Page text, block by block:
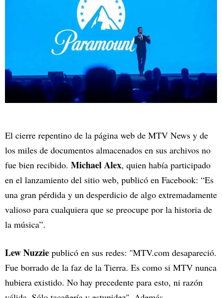
El cierre repentino de la página web de MTV News y de
los miles de documentos almacenados en sus archivos no
fue bien recibido. Michael Alex, quien había participado
en el lanzamiento del sitio web, publicó en Facebook: “Es
una gran pérdida y un desperdicio de algo extremadamente
valioso para cualquiera que se preocupe por la historia de
la música”.
Lew Nuzzie publicó en sus redes: "MTV.com desapareció.
Fue borrado de la faz de la Tierra. Es como si MTV nunca
hubiera existido. No hay precedente para esto, ni razón